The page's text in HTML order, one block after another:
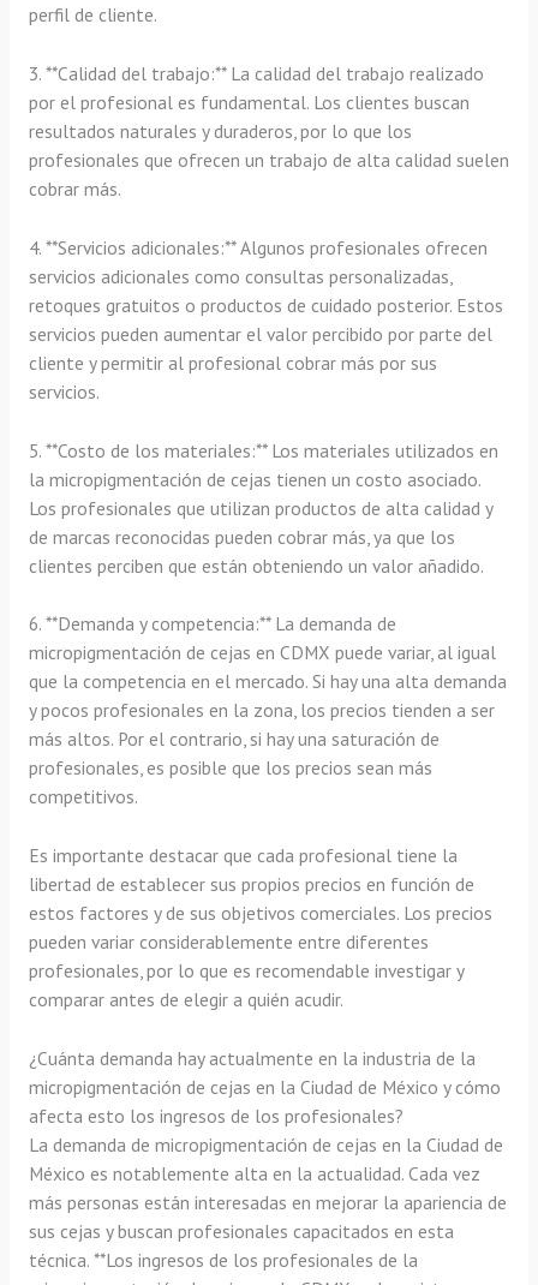
perfil de cliente.
3. **Calidad del trabajo:** La calidad del trabajo realizado
por el profesional es fundamental. Los clientes buscan
resultados naturales y duraderos, por lo que los
profesionales que ofrecen un trabajo de alta calidad suelen
cobrar más.
4. **Servicios adicionales:** Algunos profesionales ofrecen
servicios adicionales como consultas personalizadas,
retoques gratuitos o productos de cuidado posterior. Estos
servicios pueden aumentar el valor percibido por parte del
cliente y permitir al profesional cobrar más por sus
servicios.
5. **Costo de los materiales:** Los materiales utilizados en
la micropigmentación de cejas tienen un costo asociado.
Los profesionales que utilizan productos de alta calidad y
de marcas reconocidas pueden cobrar más, ya que los
clientes perciben que están obteniendo un valor añadido.
6. **Demanda y competencia:** La demanda de
micropigmentación de cejas en CDMX puede variar, al igual
que la competencia en el mercado. Si hay una alta demanda
y pocos profesionales en la zona, los precios tienden a ser
más altos. Por el contrario, si hay una saturación de
profesionales, es posible que los precios sean más
competitivos.
Es importante destacar que cada profesional tiene la
libertad de establecer sus propios precios en función de
estos factores y de sus objetivos comerciales. Los precios
pueden variar considerablemente entre diferentes
profesionales, por lo que es recomendable investigar y
comparar antes de elegir a quién acudir.
¿Cuánta demanda hay actualmente en la industria de la
micropigmentación de cejas en la Ciudad de México y cómo
afecta esto los ingresos de los profesionales?
La demanda de micropigmentación de cejas en la Ciudad de
México es notablemente alta en la actualidad. Cada vez
más personas están interesadas en mejorar la apariencia de
sus cejas y buscan profesionales capacitados en esta
técnica. **Los ingresos de los profesionales de la